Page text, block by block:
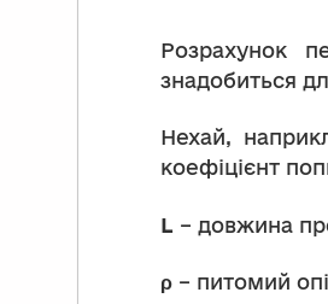
Розрахунок
знадобиться
Нехай,
коефіцієнт
L – довжина
ρ – питомий